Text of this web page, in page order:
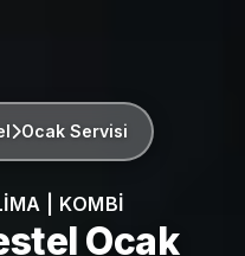
Ocak Servisi
| KOMBI
Ocak